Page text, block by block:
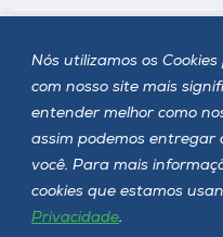
Nós utilizamos os
com nosso site mais
entender melhor como
assim podemos entregar
você. Para mais
cookies que estamos
Privacidade.
Siga a Unoesc